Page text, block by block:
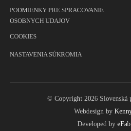
PODMIENKY PRE SPRACOVANIE
OSOBNYCH UDAJOV
COOKIES
NASTAVENIA SÚKROMIA
© Copyright 2026 Slovenská
Webdesign by
Developed by